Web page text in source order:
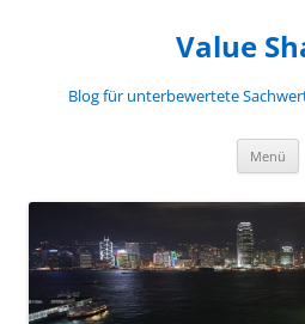
Value
Blog für unterbewertete
Menü